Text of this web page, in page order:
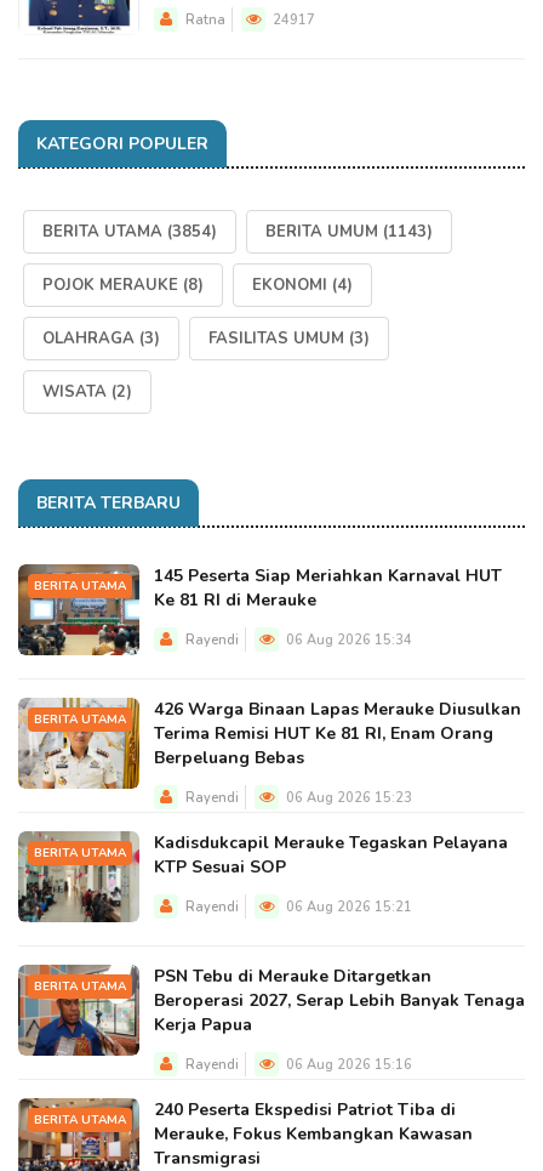
Ratna 24917
KATEGORI POPULER
BERITA UTAMA (3854) BERITA UMUM (1143)
POJOK MERAUKE (8) EKONOMI (4)
OLAHRAGA (3) FASILITAS UMUM (3)
WISATA (2)
BERITA TERBARU
BERITA UTAMA
145 Peserta Siap Meriahkan Karnaval HUT
Ke 81 RI di Merauke
Rayendi 06 Aug 2026 15:34
BERITA UTAMA
426 Warga Binaan Lapas Merauke Diusulkan
Terima Remisi HUT Ke 81 RI, Enam Orang
Berpeluang Bebas
Rayendi 06 Aug 2026 15:23
BERITA UTAMA
Kadisdukcapil Merauke Tegaskan Pelayana
KTP Sesuai SOP
Rayendi 06 Aug 2026 15:21
BERITA UTAMA
PSN Tebu di Merauke Ditargetkan
Beroperasi 2027, Serap Lebih Banyak Tenaga
Kerja Papua
Rayendi 06 Aug 2026 15:16
BERITA UTAMA
240 Peserta Ekspedisi Patriot Tiba di
Merauke, Fokus Kembangkan Kawasan
Transmigrasi